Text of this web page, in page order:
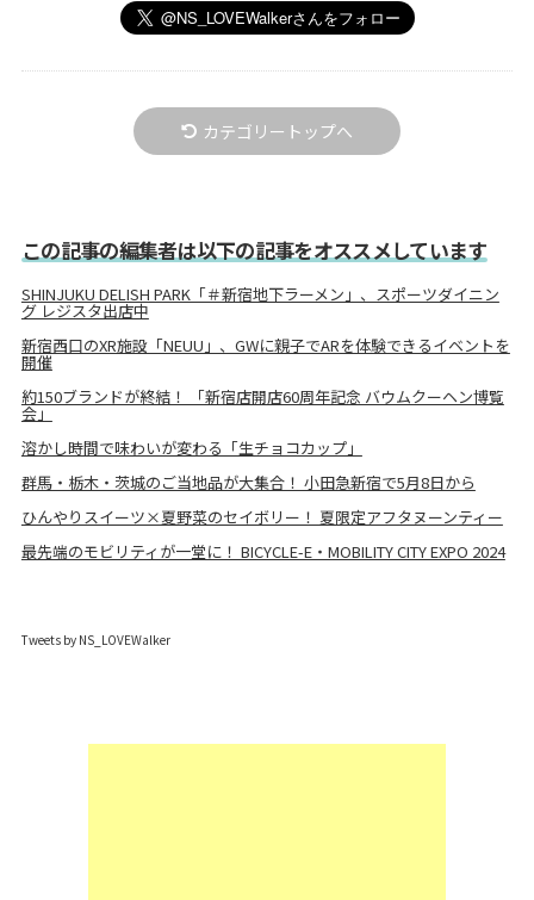
カテゴリートップへ
この記事の編集者は以下の記事をオススメしています
SHINJUKU DELISH PARK「＃新宿地下ラーメン」、スポーツダイニン
グ レジスタ出店中
新宿西口のXR施設「NEUU」、GWに親子でARを体験できるイベントを
開催
約150ブランドが終結！ 「新宿店開店60周年記念 バウムクーヘン博覧
会」
溶かし時間で味わいが変わる「生チョコカップ」
群馬・栃木・茨城のご当地品が大集合！ 小田急新宿で5月8日から
ひんやりスイーツ×夏野菜のセイボリー！ 夏限定アフタヌーンティー
最先端のモビリティが一堂に！ BICYCLE-E・MOBILITY CITY EXPO 2024
Tweets by NS_LOVEWalker